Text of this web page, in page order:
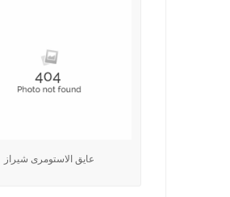
عایق الاستومری شیراز